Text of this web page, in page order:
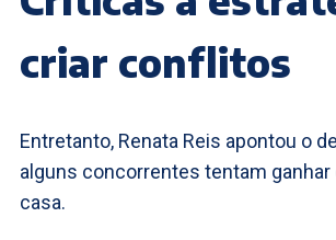
criar conflitos
Entretanto, Renata Reis apontou o
alguns concorrentes tentam
casa.